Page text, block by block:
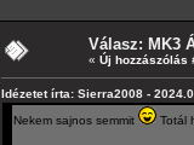
Válasz: MK3
« Új hozzászólás
Idézetet írta: Sierra2008 -
Nekem sajnos semmit
Totál